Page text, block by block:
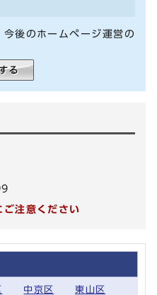
後のホームページ運営の
注意ください
中京区 東山区